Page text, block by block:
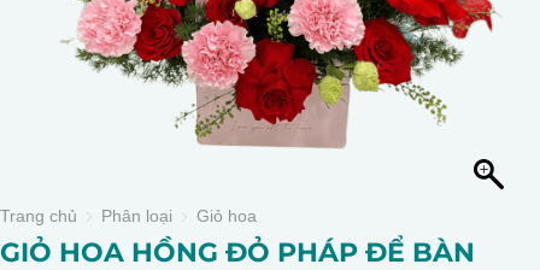
Trang chủ Phân loại Giỏ hoa
GIỎ HOA HỒNG ĐỎ PHÁP ĐỂ BÀN